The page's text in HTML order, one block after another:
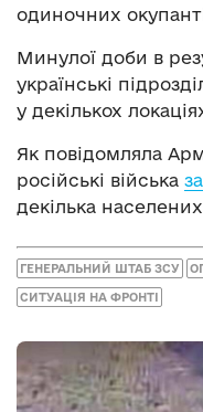
одиночних
Минулої доби в
українські
у декількох
Як повідомляла
російські війська
декілька
ГЕНЕРАЛЬНИЙ ШТАБ ЗСУ
СИТУАЦІЯ НА ФРОНТІ